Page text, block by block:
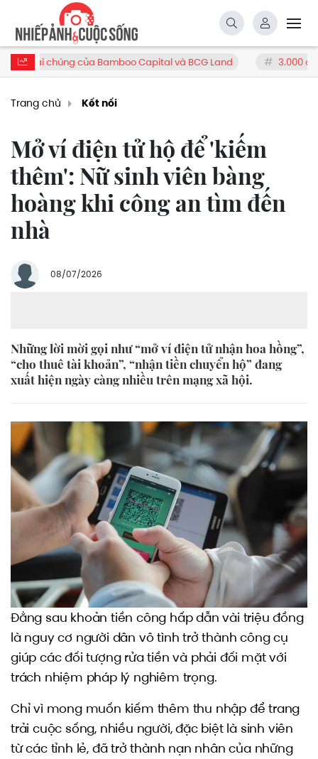
của Bamboo Capital và BCG Land 3.000 cửa hàng Điện
Trang chủ Kết nối
Mở ví điện tử hộ để 'kiếm
thêm': Nữ sinh viên bàng
hoàng khi công an tìm đến
nhà
08/07/2026
Những lời mời gọi như “mở ví điện tử nhận hoa hồng”,
“cho thuê tài khoản”, “nhận tiền chuyển hộ” đang
xuất hiện ngày càng nhiều trên mạng xã hội.
Đằng sau khoản tiền công hấp dẫn vài triệu đồng
là nguy cơ người dân vô tình trở thành công cụ
giúp các đối tượng rửa tiền và phải đối mặt với
trách nhiệm pháp lý nghiêm trọng.
Chỉ vì mong muốn kiếm thêm thu nhập để trang
trải cuộc sống, nhiều người, đặc biệt là sinh viên
từ các tỉnh lẻ, đã trở thành nạn nhân của những